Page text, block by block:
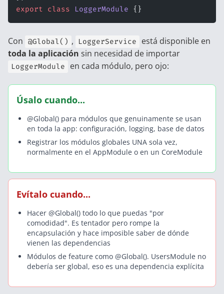
export class LoggerModule {}
Con @Global() , LoggerService
está disponible en
toda la aplicación sin necesidad de importar
LoggerModule en cada módulo, pero ojo:
Úsalo cuando...
@Global() para módulos que genuinamente se usan
en toda la app: configuración, logging, base de datos
Registrar los módulos globales UNA sola vez,
normalmente en el AppModule o en un CoreModule
Evítalo cuando...
Hacer @Global() todo lo que puedas "por
comodidad". Es tentador pero rompe la
encapsulación y hace imposible saber de dónde
vienen las dependencias
Módulos de feature como @Global(). UsersModule no
debería ser global, eso es una dependencia explícita